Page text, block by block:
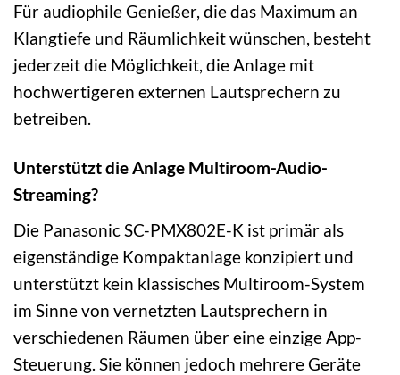
Für audiophile Genießer, die das Maximum an
Klangtiefe und Räumlichkeit wünschen, besteht
jederzeit die Möglichkeit, die Anlage mit
hochwertigeren externen Lautsprechern zu
betreiben.
Unterstützt die Anlage Multiroom-Audio-
Streaming?
Die Panasonic SC-PMX802E-K ist primär als
eigenständige Kompaktanlage konzipiert und
unterstützt kein klassisches Multiroom-System
im Sinne von vernetzten Lautsprechern in
verschiedenen Räumen über eine einzige App-
Steuerung. Sie können jedoch mehrere Geräte